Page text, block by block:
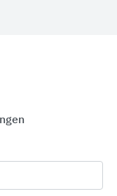
setzte im
heute ihre
einzige
hausintern
und
von Vertriebs-